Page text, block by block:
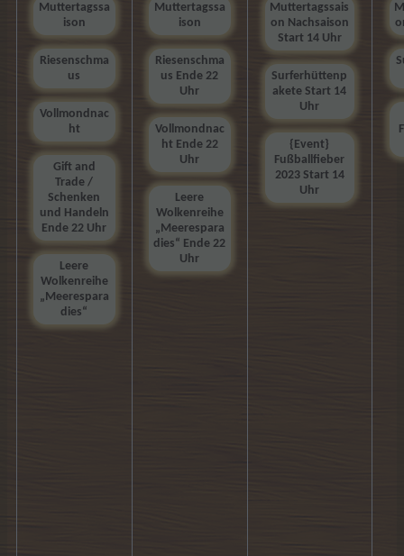
Muttertagssa
ison
Riesenschma
us
Vollmondnac
ht
Gift and
Trade /
Schenken
und Handeln
Ende 22 Uhr
Leere
Wolkenreihe
„Meerespara
dies“
Muttertagssa
ison
Riesenschma
us Ende 22
Uhr
Vollmondnac
ht Ende 22
Uhr
Leere
Wolkenreihe
„Meerespara
dies“ Ende 22
Uhr
Muttertagssais
on Nachsaison
Start 14 Uhr
Surferhüttenp
akete Start 14
Uhr
{Event}
Fußballfieber
2023 Start 14
Uhr